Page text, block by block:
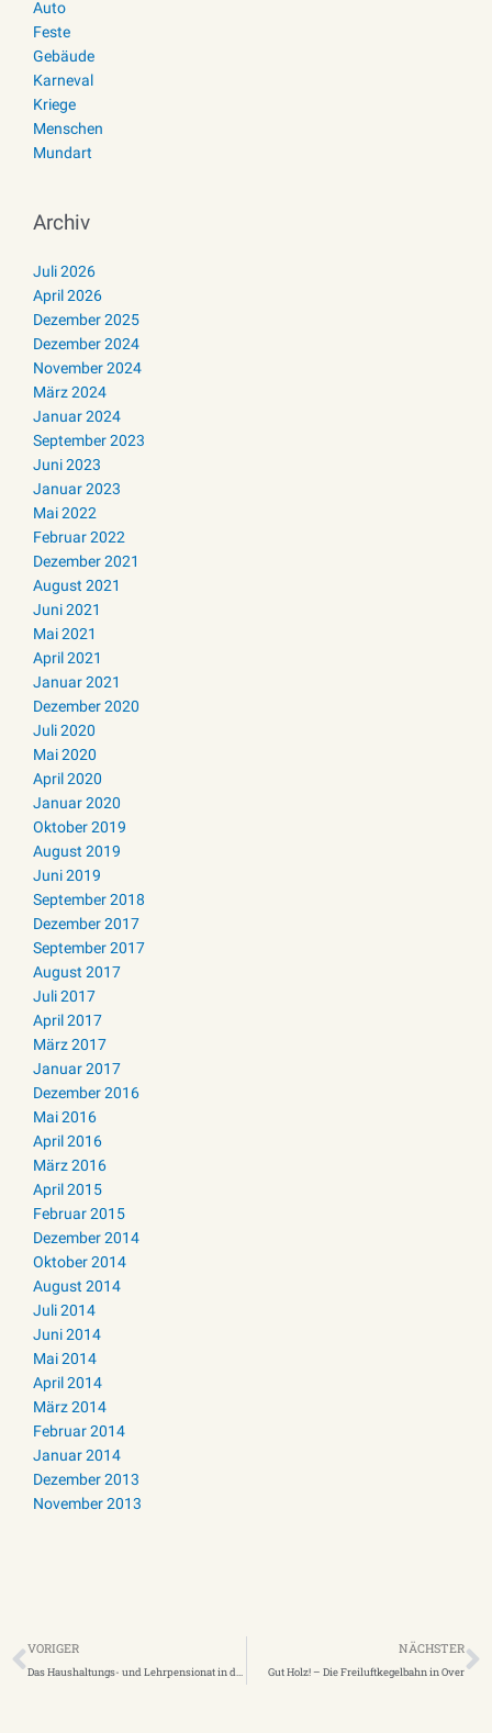
Auto
Feste
Gebäude
Karneval
Kriege
Menschen
Mundart
Archiv
Juli 2026
April 2026
Dezember 2025
Dezember 2024
November 2024
März 2024
Januar 2024
September 2023
Juni 2023
Januar 2023
Mai 2022
Februar 2022
Dezember 2021
August 2021
Juni 2021
Mai 2021
April 2021
Januar 2021
Dezember 2020
Juli 2020
Mai 2020
April 2020
Januar 2020
Oktober 2019
August 2019
Juni 2019
September 2018
Dezember 2017
September 2017
August 2017
Juli 2017
April 2017
März 2017
Januar 2017
Dezember 2016
Mai 2016
April 2016
März 2016
April 2015
Februar 2015
Dezember 2014
Oktober 2014
August 2014
Juli 2014
Juni 2014
Mai 2014
April 2014
März 2014
Februar 2014
Januar 2014
Dezember 2013
November 2013
Zurück
VORIGER
Das Haushaltungs- und Lehrpensionat in der Commende Waldbreitbach
NÄCHSTER
Gut Holz! – Die Freiluftkegelbahn in Over